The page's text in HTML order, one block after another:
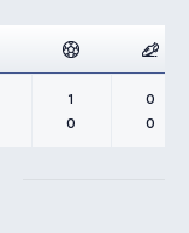
1
0
0
0